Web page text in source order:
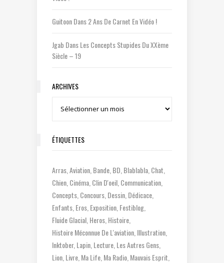
GuitoonDans2 Ans De Carnet En Vidéo !
Jgab DansLes Concepts Stupides Du XXème
Siècle – 19
ARCHIVES
Archives
ÉTIQUETTES
Arras Aviation Bande BD Blablabla Chat
Chien Cinéma Clin D'oeil Communication
Concepts Concours Dessin Dédicace
Enfants Eros Exposition Festiblog
Fluide Glacial Heros Histoire
Histoire Méconnue De L'aviation Illustration
Inktober Lapin Lecture Les Autres Gens
Lion Livre Ma Life Ma Radio Mauvais Esprit